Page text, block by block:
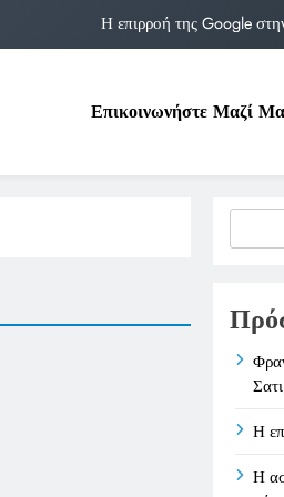
Η επιρροή της Google
Μιχαηλίδου και οι Πολιτικές της
Η επιρροή της Google
Η αστρολογία των Δίδυμων και
Επικοινωνήστε Μαζί
Η
Η